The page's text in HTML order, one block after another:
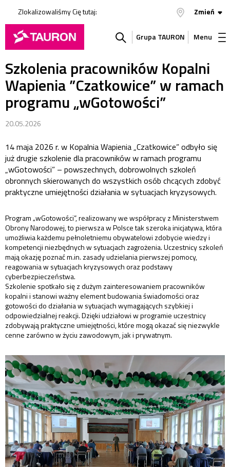
Zlokalizowaliśmy Cię tutaj: Zmień
Szukaj
w
Grupa TAURON Menu
Szkolenia pracowników Kopalni
Wapienia ”Czatkowice” w ramach
programu „wGotowości”
20.05.2026
14 maja 2026 r. w Kopalnia Wapienia „Czatkowice” odbyło się
już drugie szkolenie dla pracowników w ramach programu
„wGotowości” – powszechnych, dobrowolnych szkoleń
obronnych skierowanych do wszystkich osób chcących zdobyć
praktyczne umiejętności działania w sytuacjach kryzysowych.
Program „wGotowości”, realizowany we współpracy z Ministerstwem
Obrony Narodowej, to pierwsza w Polsce tak szeroka inicjatywa, która
umożliwia każdemu pełnoletniemu obywatelowi zdobycie wiedzy i
kompetencji niezbędnych w sytuacjach zagrożenia. Uczestnicy szkoleń
mają okazję poznać m.in. zasady udzielania pierwszej pomocy,
reagowania w sytuacjach kryzysowych oraz podstawy
cyberbezpieczeństwa.
Szkolenie spotkało się z dużym zainteresowaniem pracowników
kopalni i stanowi ważny element budowania świadomości oraz
gotowości do działania w sytuacjach wymagających szybkiej i
odpowiedzialnej reakcji. Dzięki udziałowi w programie uczestnicy
zdobywają praktyczne umiejętności, które mogą okazać się niezwykle
cenne zarówno w życiu zawodowym, jak i prywatnym.